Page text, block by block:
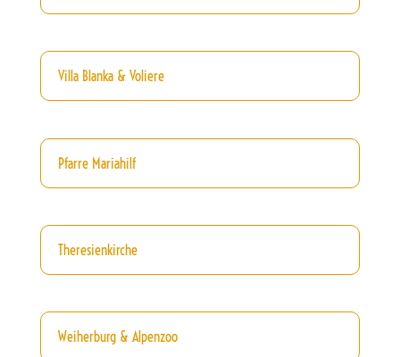
Villa Blanka & Voliere
Pfarre Mariahilf
Theresienkirche
Weiherburg & Alpenzoo